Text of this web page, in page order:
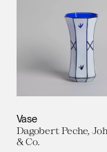
Vase
Dagobert Peche,
& Co.